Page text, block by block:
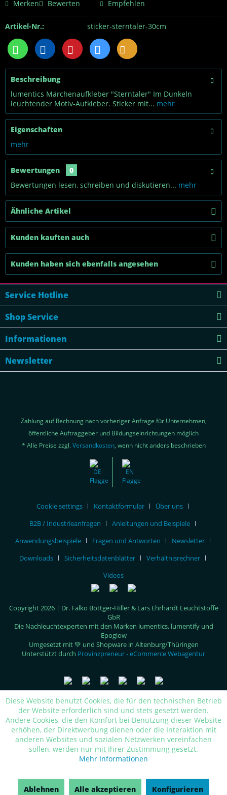
Merken Bewerten Empfehlen
Artikel-Nr.: sticker-sterntaler-30cm
Beschreibung
lumentics Märchenaufkleber "Sterntaler" Im Dunkeln
leuchtender Motiv-Aufkleber. Sticker mit... mehr
Eigenschaften
mehr
Bewertungen
0
Bewertungen lesen, schreiben und diskutieren... mehr
Ähnliche Artikel
Kunden kauften auch
Kunden haben sich ebenfalls angesehen
Service Hotline
Shop Service
Informationen
Newsletter
Zahlung auf Rechnung nach vorheriger Anfrage für Unternehmen,
öffentliche Auftraggeber und Bildungseinrichtungen möglich
* Alle Preise zzgl.Versandkosten, wenn nicht anders beschrieben
Cookie settings Kontaktformular
Über uns
B2B / Industrieanfragen
Anleitungen und Beispiele
Anwendungsbeispiele
Fragen und Antworten
Newsletter
Downloads
Sicherheitsdatenblätter
Verhältnisrechner
Videos
Copyright 2026 | Dr. Falko Böttger-Hiller & Lars Ehrhardt Leuchtstoffe
GbR
Die Nachleuchtexperten mit den Marken lumentics, lumentify und
Epoglow
Umgesetzt mit 💚 und Shopware in Altenburg/Thüringen
Unterstützt durch Provinzpreneur - eCommerce Webagentur
Diese Website benutzt Cookies, die für den technischen Betrieb
der Website erforderlich sind und stets gesetzt werden.
Andere Cookies, die den Komfort bei Benutzung dieser Website
erhöhen, der Direktwerbung dienen oder die Interaktion mit
anderen Websites und sozialen Netzwerken vereinfachen
sollen, werden nur mit Ihrer Zustimmung gesetzt.
Mehr Informationen
Ablehnen Alle akzeptieren Konfigurieren